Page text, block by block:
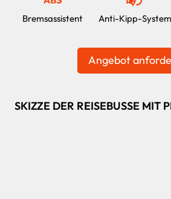
Bremsassistent Anti-Kipp-System
Angebot
SKIZZE DER REISEBUSSE MIT